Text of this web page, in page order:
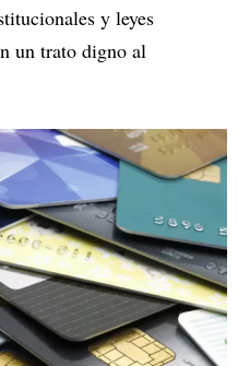
y leyes
un trato digno al